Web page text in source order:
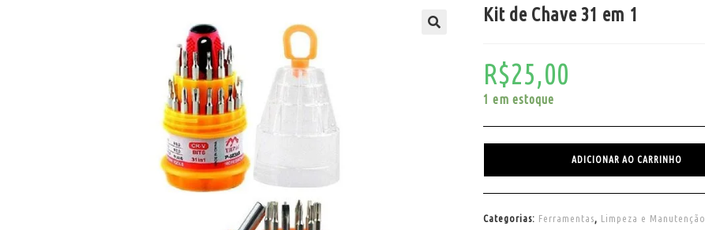
Kit de Chave 31 em 1
R$25,00
1 em estoque
ADICIONAR AO CARRINHO
Categorias: Ferramentas, Limpeza e Manutenção